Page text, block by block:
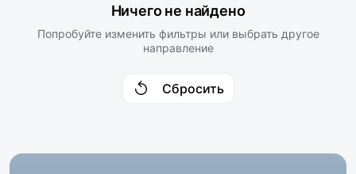
Ничего не найдено
Попробуйте изменить фильтры или выбрать другое
направление
Сбросить